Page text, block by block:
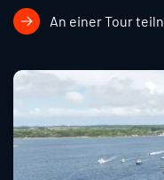
An einer Tour